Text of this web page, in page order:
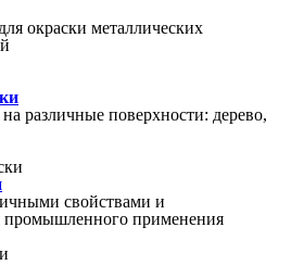
окраски металлических
различные поверхности: дерево,
свойствами и
промышленного применения